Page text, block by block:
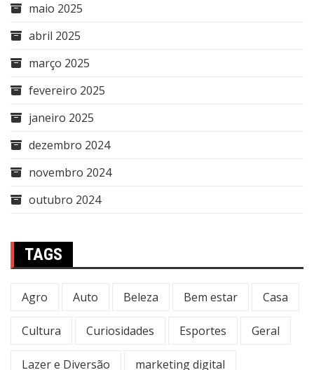
maio 2025
abril 2025
março 2025
fevereiro 2025
janeiro 2025
dezembro 2024
novembro 2024
outubro 2024
TAGS
Agro Auto Beleza Bem estar Casa
Cultura Curiosidades Esportes Geral
Lazer e Diversão marketing digital